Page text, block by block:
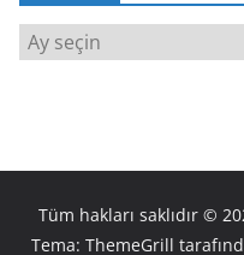
r
Tüm hakları saklıdır ©
Tema: ThemeGrill